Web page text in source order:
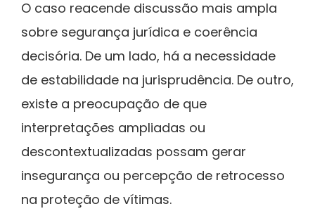
O caso reacende discussão mais ampla
sobre segurança jurídica e coerência
decisória. De um lado, há a necessidade
de estabilidade na jurisprudência. De outro,
existe a preocupação de que
interpretações ampliadas ou
descontextualizadas possam gerar
insegurança ou percepção de retrocesso
na proteção de vítimas.